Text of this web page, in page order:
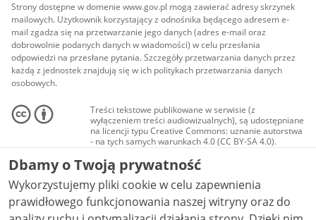
Strony dostępne w domenie www.gov.pl mogą zawierać adresy skrzynek
mailowych. Użytkownik korzystający z odnośnika będącego adresem e-
mail zgadza się na przetwarzanie jego danych (adres e-mail oraz
dobrowolnie podanych danych w wiadomości) w celu przesłania
odpowiedzi na przesłane pytania. Szczegóły przetwarzania danych przez
każdą z jednostek znajdują się w ich politykach przetwarzania danych
osobowych.
Treści tekstowe publikowane w serwisie (z
wyłączeniem treści audiowizualnych), są udostępniane
na licencji typu Creative Commons: uznanie autorstwa
- na tych samych warunkach 4.0 (CC BY-SA 4.0).
Materiały audiowizualne, w tym zdjęcia, materiały
audio i wideo, są udostępniane na licencji typu
Creative Commons: uznanie autorstwa użycie
niekomercyjne - bez utworów zależnych 4.0 (CC BY-
NC-ND 4.0), o ile nie jest to stwierdzone inaczej.
Dbamy o Twoją prywatność
Wykorzystujemy pliki cookie w celu zapewnienia
prawidłowego funkcjonowania naszej witryny oraz do